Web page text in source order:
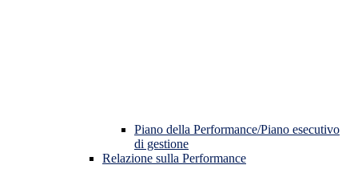
Piano della Performance/Piano esecutivo
di gestione
Relazione sulla Performance